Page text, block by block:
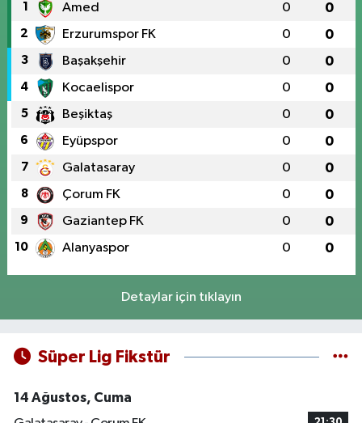
1 Amed 0 0
2 Erzurumspor FK 0 0
3 Başakşehir 0 0
4 Kocaelispor 0 0
5 Beşiktaş 0 0
6 Eyüpspor 0 0
7 Galatasaray 0 0
8 Çorum FK 0 0
9 Gaziantep FK 0 0
10 Alanyaspor 0 0
Detaylar için tıklayın
Süper Lig Fikstür
14 Ağustos, Cuma